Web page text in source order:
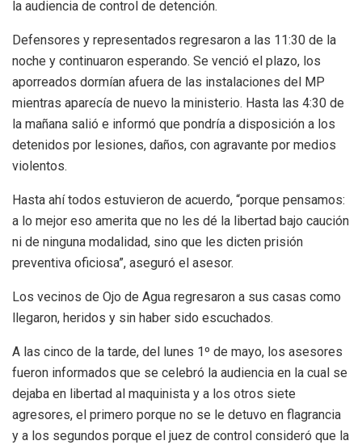
la audiencia de control de detención.
Defensores y representados regresaron a las 11:30 de la
noche y continuaron esperando. Se venció el plazo, los
aporreados dormían afuera de las instalaciones del MP
mientras aparecía de nuevo la ministerio. Hasta las 4:30 de
la mañana salió e informó que pondría a disposición a los
detenidos por lesiones, daños, con agravante por medios
violentos.
Hasta ahí todos estuvieron de acuerdo, “porque pensamos:
a lo mejor eso amerita que no les dé la libertad bajo caución
ni de ninguna modalidad, sino que les dicten prisión
preventiva oficiosa”, aseguró el asesor.
Los vecinos de Ojo de Agua regresaron a sus casas como
llegaron, heridos y sin haber sido escuchados.
A las cinco de la tarde, del lunes 1º de mayo, los asesores
fueron informados que se celebró la audiencia en la cual se
dejaba en libertad al maquinista y a los otros siete
agresores, el primero porque no se le detuvo en flagrancia
y a los segundos porque el juez de control consideró que la